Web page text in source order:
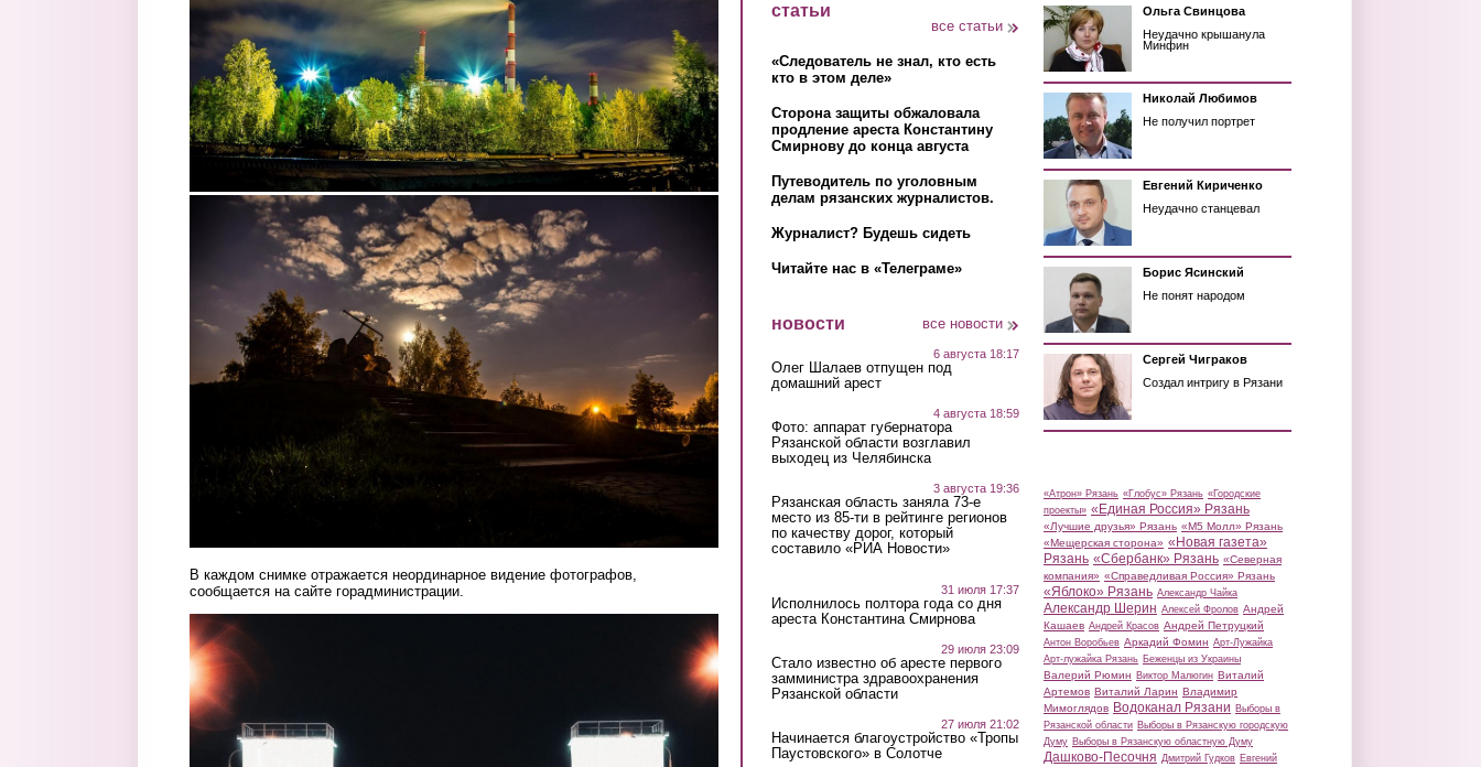
В каждом снимке отражается неординарное видение фотографов,
сообщается на сайте горадминистрации.
4.jpg
статьи
все статьи
«Следователь не знал, кто есть
кто в этом деле»
Сторона защиты обжаловала
продление ареста Константину
Смирнову до конца августа
Путеводитель по уголовным
делам рязанских журналистов.
Журналист? Будешь сидеть
Читайте нас в «Телеграме»
новости все новости
6 августа 18:17
Олег Шалаев отпущен под
домашний арест
4 августа 18:59
Фото: аппарат губернатора
Рязанской области возглавил
выходец из Челябинска
3 августа 19:36
Рязанская область заняла 73-е
место из 85-ти в рейтинге регионов
по качеству дорог, который
составило «РИА Новости»
31 июля 17:37
Исполнилось полтора года со дня
ареста Константина Смирнова
29 июля 23:09
Стало известно об аресте первого
замминистра здравоохранения
Рязанской области
27 июля 21:02
Начинается благоустройство «Тропы
Паустовского» в Солотче
Ольга Свинцова
Неудачно крышанула
Минфин
Николай Любимов
Не получил портрет
Евгений Кириченко
Неудачно станцевал
Борис Ясинский
Не понят народом
Сергей Чиграков
Создал интригу в Рязани
«Атрон» Рязань «Глобус» Рязань «Городские
проекты» «Единая Россия» Рязань
«Лучшие друзья» Рязань «М5 Молл» Рязань
«Мещерская сторона» «Новая газета»
Рязань «Сбербанк» Рязань «Северная
компания» «Справедливая Россия» Рязань
«Яблоко» Рязань Александр Чайка
Александр Шерин Алексей Фролов Андрей
Кашаев Андрей Красов Андрей Петруцкий
Антон Воробьев Аркадий Фомин Арт-Лужайка
Арт-лужайка Рязань Беженцы из Украины
Валерий Рюмин Виктор Малюгин Виталий
Артемов Виталий Ларин Владимир
Мимоглядов Водоканал Рязани Выборы в
Рязанской области Выборы в Рязанскую городскую
Думу Выборы в Рязанскую областную Думу
Дашково-Песочня Дмитрий Гудков Евгений